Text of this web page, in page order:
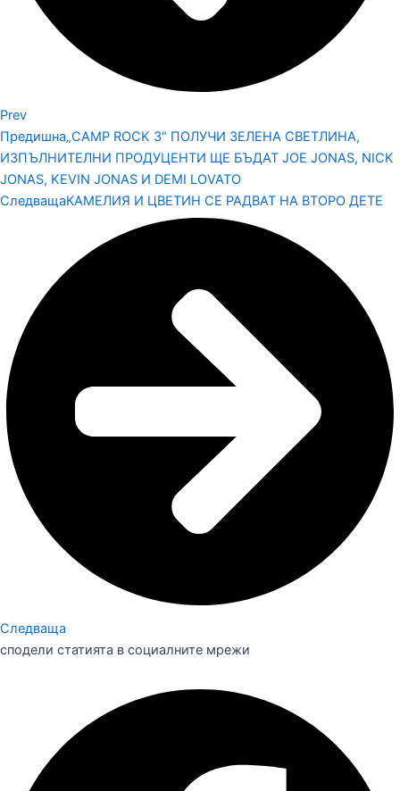
Prev
Предишна„CAMP ROCK 3“ ПОЛУЧИ ЗЕЛЕНА СВЕТЛИНА,
ИЗПЪЛНИТЕЛНИ ПРОДУЦЕНТИ ЩЕ БЪДАТ JOE JONAS, NICK
JONAS, KEVIN JONAS И DEMI LOVATO
СледващаКАМЕЛИЯ И ЦВЕТИН СЕ РАДВАТ НА ВТОРО ДЕТЕ
Следваща
сподели статията в социалните мрежи